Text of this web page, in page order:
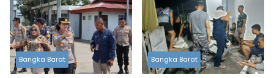
Bangka Barat Bangka Barat